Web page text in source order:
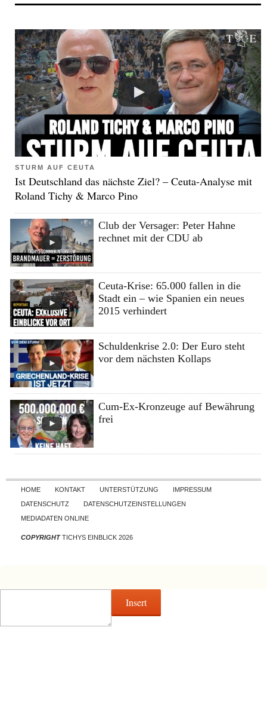
STURM AUF CEUTA
Ist Deutschland das nächste Ziel? – Ceuta-Analyse mit
Roland Tichy & Marco Pino
Club der Versager: Peter Hahne
rechnet mit der CDU ab
Ceuta-Krise: 65.000 fallen in die
Stadt ein – wie Spanien ein neues
2015 verhindert
Schuldenkrise 2.0: Der Euro steht
vor dem nächsten Kollaps
Cum-Ex-Kronzeuge auf Bewährung
frei
Skip to content
HOME KONTAKT UNTERSTÜTZUNG
IMPRESSUM
DATENSCHUTZ
DATENSCHUTZEINSTELLUNGEN
MEDIADATEN ONLINE
COPYRIGHTTICHYS EINBLICK 2026
Insert